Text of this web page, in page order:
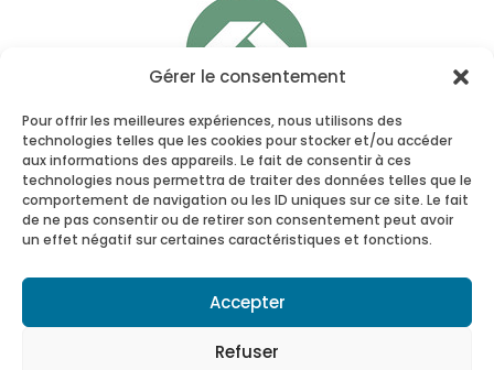
Gérer le consentement
Pour offrir les meilleures expériences, nous utilisons des
technologies telles que les cookies pour stocker et/ou accéder
aux informations des appareils. Le fait de consentir à ces
technologies nous permettra de traiter des données telles que le
comportement de navigation ou les ID uniques sur ce site. Le fait
de ne pas consentir ou de retirer son consentement peut avoir
un effet négatif sur certaines caractéristiques et fonctions.
Accepter
Refuser